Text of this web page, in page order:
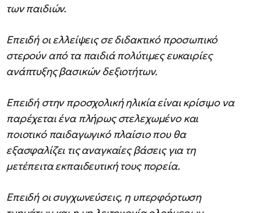
των παιδιών.
Επειδή οι ελλείψεις σε διδακτικό προσωπικό
στερούν από τα παιδιά πολύτιμες ευκαιρίες
ανάπτυξης βασικών δεξιοτήτων.
Επειδή στην προσχολική ηλικία είναι κρίσιμο να
παρέχεται ένα πλήρως στελεχωμένο και
ποιοτικό παιδαγωγικό πλαίσιο που θα
εξασφαλίζει τις αναγκαίες βάσεις για τη
μετέπειτα εκπαιδευτική τους πορεία.
Επειδή οι συγχωνεύσεις, η υπερφόρτωση